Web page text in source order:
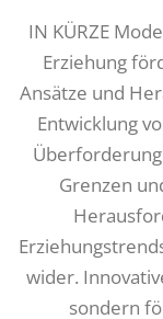
IN KÜRZE
Erziehung
Ansätze und
Entwicklung
Grenzen
wider.
sondern